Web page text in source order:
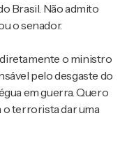
Brasil. Não admito
o senador.
o ministro
pelo desgaste do
em guerra. Quero
o terrorista dar uma